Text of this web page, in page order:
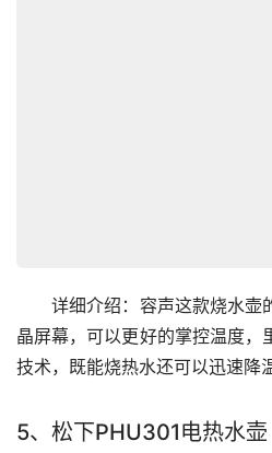
详细介绍：容声这款烧水壶
晶屏幕，可以更好的掌控温度，
技术，既能烧热水还可以迅速降
5、松下PHU301电热水壶